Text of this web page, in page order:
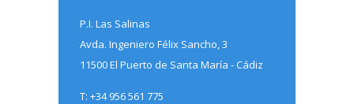
P.I. Las Salinas
Avda. Ingeniero Félix Sancho, 3
11500 El Puerto de Santa María - Cádiz
T: +34 956 561 775